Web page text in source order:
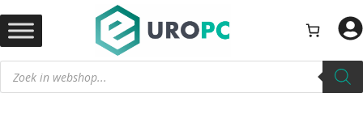
naar
de
inhoud
Producten
zoeken